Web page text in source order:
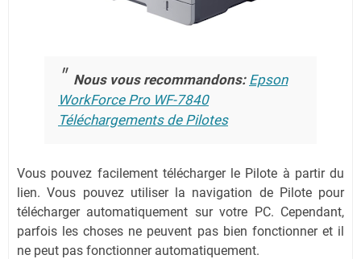
Nous vous recommandons: Epson
WorkForce Pro WF-7840
Téléchargements de Pilotes
Vous pouvez facilement télécharger le Pilote à partir du
lien.Vous pouvez utiliser la navigation de Pilote pour
télécharger automatiquement sur votre PC. Cependant,
parfois les choses ne peuvent pas bien fonctionner et il
ne peut pas fonctionner automatiquement.